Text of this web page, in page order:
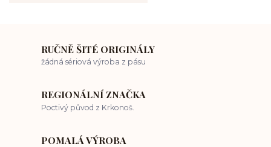
RUČNĚ ŠITÉ ORIGINÁLY
žádná sériová výroba z pásu
REGIONÁLNÍ ZNAČKA
Poctivý původ z Krkonoš.
POMALÁ VÝROBA